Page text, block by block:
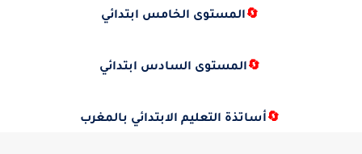
🔄المستوى الخامس ابتدائي
🔄المستوى السادس ابتدائي
🔄أساتذة التعليم الابتدائي بالمغرب